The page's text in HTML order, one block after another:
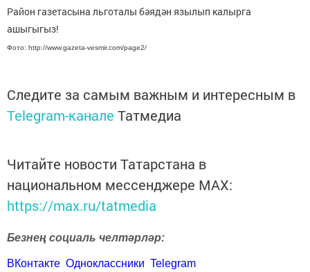
Район газетасына льготалы бәядән язылып калырга
ашыгыгыз!
Фото: http://www.gazeta-vesmir.com/page2/
Следите за самым важным и интересным в
Telegram-канале Татмедиа
Читайте новости Татарстана в
национальном мессенджере MАХ:
https://max.ru/tatmedia
Безнең социаль челтәрләр:
ВКонтакте Одноклассники Telegram